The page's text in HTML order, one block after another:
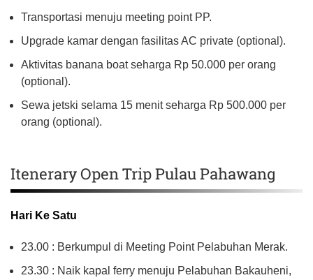
Transportasi menuju meeting point PP.
Upgrade kamar dengan fasilitas AC private (optional).
Aktivitas banana boat seharga Rp 50.000 per orang
(optional).
Sewa jetski selama 15 menit seharga Rp 500.000 per
orang (optional).
Itenerary Open Trip Pulau Pahawang
Hari Ke Satu
23.00 : Berkumpul di Meeting Point Pelabuhan Merak.
23.30 : Naik kapal ferry menuju Pelabuhan Bakauheni,